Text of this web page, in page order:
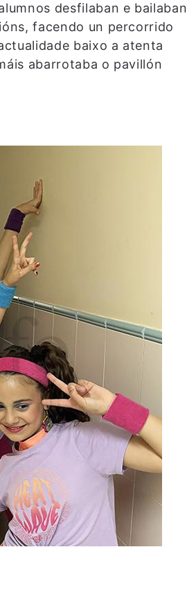
desfilaban e bailaban
facendo un percorrido
baixo a atenta
abarrotaba o pavillón